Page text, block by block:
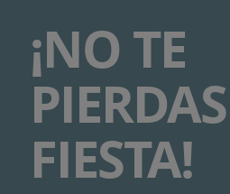
¡NO TE
FIESTA!